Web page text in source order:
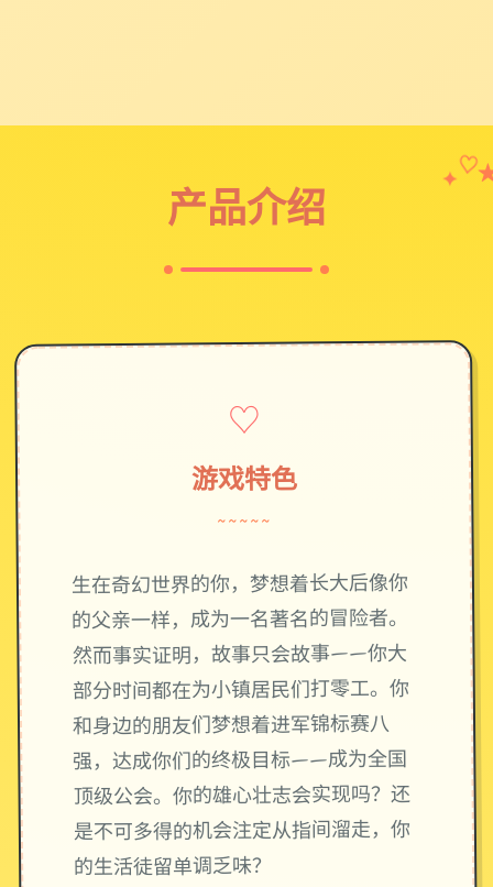
产品介绍
✦ ♡
♡
游戏特色
~~~~~
生在奇幻世界的你，梦想着长大后像你
的父亲一样，成为一名著名的冒险者。
然而事实证明，故事只会故事——你大
部分时间都在为小镇居民们打零工。你
和身边的朋友们梦想着进军锦标赛八
强，达成你们的终极目标——成为全国
顶级公会。你的雄心壮志会实现吗？还
是不可多得的机会注定从指间溜走，你
的生活徒留单调乏味？